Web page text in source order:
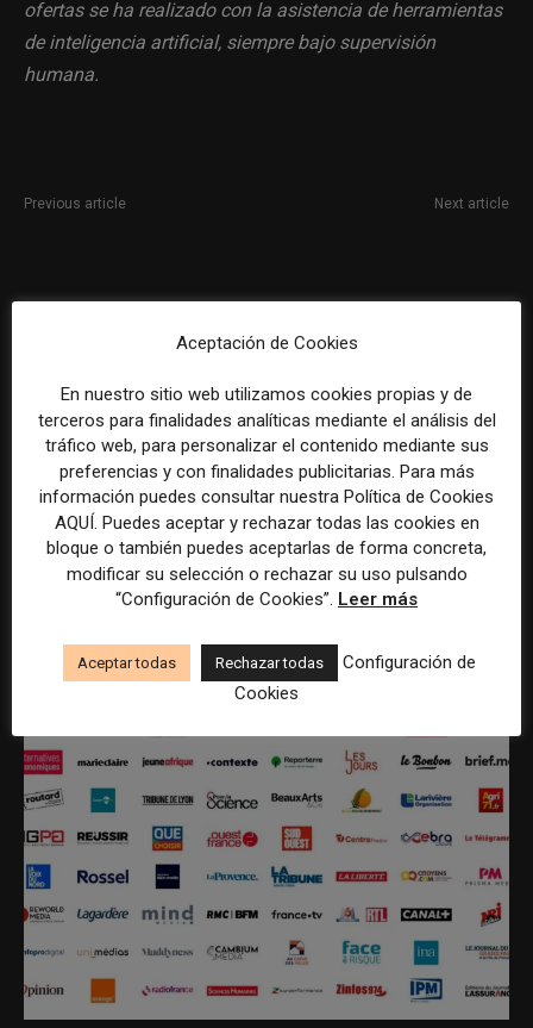
ofertas se ha realizado con la asistencia de herramientas
de inteligencia artificial, siempre bajo supervisión
humana.
Previous article Next article
REDACCIÓN
Aceptación de Cookies
En nuestro sitio web utilizamos cookies propias y de
terceros para finalidades analíticas mediante el análisis del
tráfico web, para personalizar el contenido mediante sus
preferencias y con finalidades publicitarias. Para más
información puedes consultar nuestra Política de Cookies
AQUÍ. Puedes aceptar y rechazar todas las cookies en
bloque o también puedes aceptarlas de forma concreta,
modificar su selección o rechazar su uso pulsando
“Configuración de Cookies”. Leer más
Aceptar todas Rechazar todas
Configuración de
Cookies